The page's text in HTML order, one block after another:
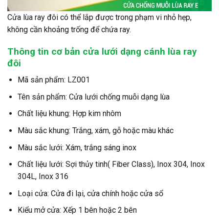
Cửa lùa ray đôi có thể lắp được trong phạm vi nhỏ hẹp,
không cần khoảng trống để chứa ray.
Thông tin cơ bản cửa lưới dạng cánh lùa ray
đôi
Mã sản phẩm: LZ001
Tên sản phẩm: Cửa lưới chống muỗi dạng lùa
Chất liệu khung: Hợp kim nhôm
Màu sắc khung: Trắng, xám, gỗ hoặc màu khác
Màu sắc lưới: Xám, trắng sáng inox
Chất liệu lưới: Sợi thủy tinh( Fiber Class), Inox 304, Inox
304L, Inox 316
Loại cửa: Cửa đi lại, cửa chính hoặc cửa sổ
Kiểu mở cửa: Xếp 1 bên hoặc 2 bên